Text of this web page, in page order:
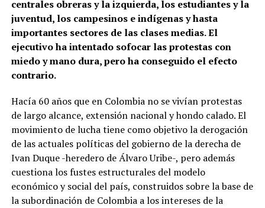
centrales obreras y la izquierda, los estudiantes y la
juventud, los campesinos e indígenas y hasta
importantes sectores de las clases medias. El
ejecutivo ha intentado sofocar las protestas con
miedo y mano dura, pero ha conseguido el efecto
contrario.
Hacía 60 años que en Colombia no se vivían protestas
de largo alcance, extensión nacional y hondo calado. El
movimiento de lucha tiene como objetivo la derogación
de las actuales políticas del gobierno de la derecha de
Ivan Duque -heredero de Álvaro Uribe-, pero además
cuestiona los fustes estructurales del modelo
económico y social del país, construidos sobre la base de
la subordinación de Colombia a los intereses de la